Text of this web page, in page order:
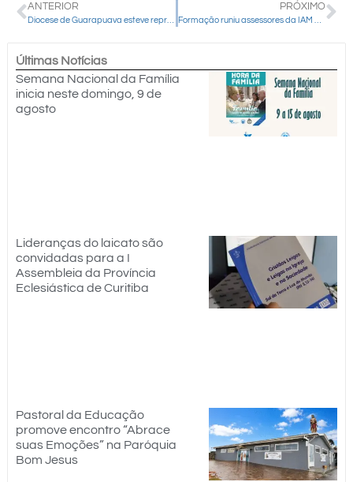
ANTERIOR PRÓXIMO
Últimas Notícias
Semana Nacional da Família
inicia neste domingo, 9 de
agosto
Lideranças do laicato são
convidadas para a I
Assembleia da Província
Eclesiástica de Curitiba
Pastoral da Educação
promove encontro “Abrace
suas Emoções” na Paróquia
Bom Jesus